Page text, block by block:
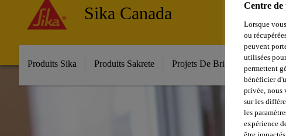
Sika Canada
Produits Sika Produits Sakrete Projets De Bricolage
Centre de
Lorsque
ou
peuvent
utilisées
permettent
bénéficier
privée, nous
sur les
les
expérience